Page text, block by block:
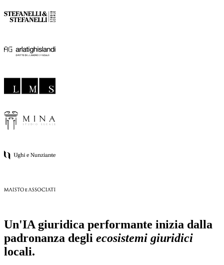
Un'IA giuridica performante inizia dalla
padronanza degli ecosistemi giuridici
locali.